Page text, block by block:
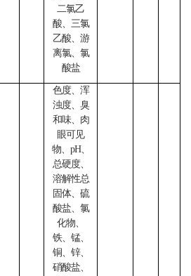
二氯乙
酸、三氯
乙酸、游
离氯、氯
酸盐
色度、浑
浊度、臭
和味、肉
眼可见
物、 pH、
总硬度、
溶解性总
固体、硫
酸盐、氯
化物、
铁、锰、
铜、锌、
硝酸盐、